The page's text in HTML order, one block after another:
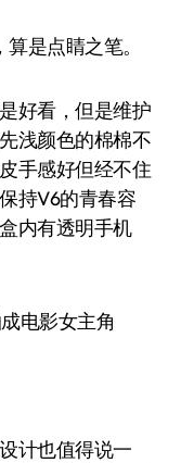
是点睛之笔。
好看，但是维护
浅颜色的棉棉不
手感好但经不住
持V6的青春容
内有透明手机
计也值得说一